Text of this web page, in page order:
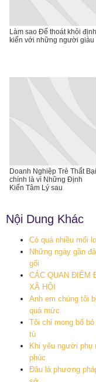
Làm sao Để thoát khỏi định
kiến với những người giàu
Doanh Nghiệp Trẻ Thất Bại
chính là vì Những Định
Kiến Tâm Lý sau
Nội Dung Khác
Có quá nhiều mối
Những ngày gần
gối
CÁC QUAN ĐIỂM
XÃ HỘI
Anh em chúng tôi
quá mức
Tôi chỉ mong bố
tù
Khi yêu người phụ
phúc
Đâu là phương